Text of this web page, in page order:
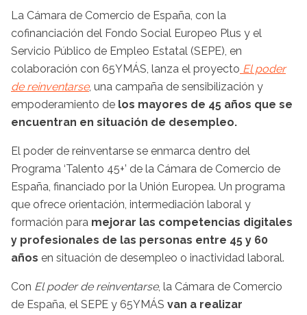
La Cámara de Comercio de España, con la
cofinanciación del Fondo Social Europeo Plus y el
Servicio Público de Empleo Estatal (SEPE), en
colaboración con 65YMÁS, lanza el proyecto El poder
de reinventarse, una campaña de sensibilización y
empoderamiento de los mayores de 45 años que se
encuentran en situación de desempleo.
El poder de reinventarse se enmarca dentro del
Programa ‘Talento 45+’ de la Cámara de Comercio de
España, financiado por la Unión Europea. Un programa
que ofrece orientación, intermediación laboral y
formación para mejorar las competencias digitales
y profesionales de las personas entre 45 y 60
años en situación de desempleo o inactividad laboral.
Con El poder de reinventarse, la Cámara de Comercio
de España, el SEPE y 65YMÁS van a realizar